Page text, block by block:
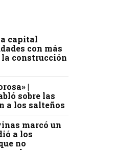
capital
con más
construcción
|
sobre las
a los salteños
marcó un
a los
no